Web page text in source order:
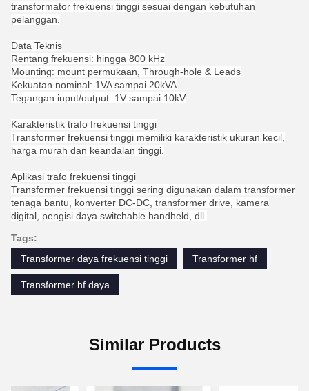
transformator frekuensi tinggi sesuai dengan kebutuhan
pelanggan.
Data Teknis
Rentang frekuensi: hingga 800 kHz
Mounting: mount permukaan, Through-hole & Leads
Kekuatan nominal: 1VA sampai 20kVA
Tegangan input/output: 1V sampai 10kV
Karakteristik trafo frekuensi tinggi
Transformer frekuensi tinggi memiliki karakteristik ukuran kecil,
harga murah dan keandalan tinggi.
Aplikasi trafo frekuensi tinggi
Transformer frekuensi tinggi sering digunakan dalam transformer
tenaga bantu, konverter DC-DC, transformer drive, kamera
digital, pengisi daya switchable handheld, dll.
Tags:
Transformer daya frekuensi tinggi
Transformer hf
Transformer hf daya
Similar Products